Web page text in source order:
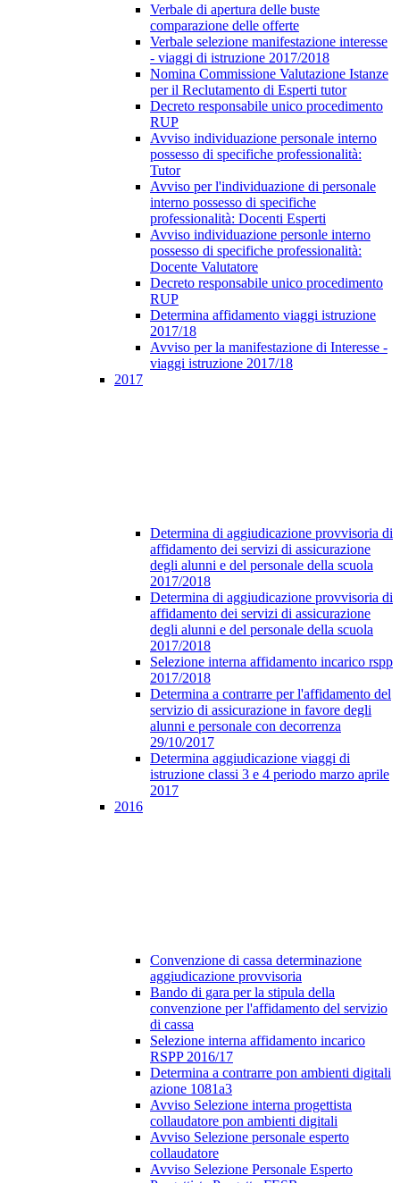
Verbale di apertura delle buste
comparazione delle offerte
Verbale selezione manifestazione interesse
- viaggi di istruzione 2017/2018
Nomina Commissione Valutazione Istanze
per il Reclutamento di Esperti tutor
Decreto responsabile unico procedimento
RUP
Avviso individuazione personale interno
possesso di specifiche professionalità:
Tutor
Avviso per l'individuazione di personale
interno possesso di specifiche
professionalità: Docenti Esperti
Avviso individuazione personle interno
possesso di specifiche professionalità:
Docente Valutatore
Decreto responsabile unico procedimento
RUP
Determina affidamento viaggi istruzione
2017/18
Avviso per la manifestazione di Interesse -
viaggi istruzione 2017/18
2017
Determina di aggiudicazione provvisoria di
affidamento dei servizi di assicurazione
degli alunni e del personale della scuola
2017/2018
Determina di aggiudicazione provvisoria di
affidamento dei servizi di assicurazione
degli alunni e del personale della scuola
2017/2018
Selezione interna affidamento incarico rspp
2017/2018
Determina a contrarre per l'affidamento del
servizio di assicurazione in favore degli
alunni e personale con decorrenza
29/10/2017
Determina aggiudicazione viaggi di
istruzione classi 3 e 4 periodo marzo aprile
2017
2016
Convenzione di cassa determinazione
aggiudicazione provvisoria
Bando di gara per la stipula della
convenzione per l'affidamento del servizio
di cassa
Selezione interna affidamento incarico
RSPP 2016/17
Determina a contrarre pon ambienti digitali
azione 1081a3
Avviso Selezione interna progettista
collaudatore pon ambienti digitali
Avviso Selezione personale esperto
collaudatore
Avviso Selezione Personale Esperto